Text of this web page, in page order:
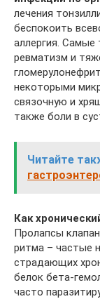
лечения
беспокоить
аллергия.
ревматизм и
некоторыми
связочную и
также боли в
Читайте
Как
Пролапсы
ритма – частые
страдающих
белок бета-
часто